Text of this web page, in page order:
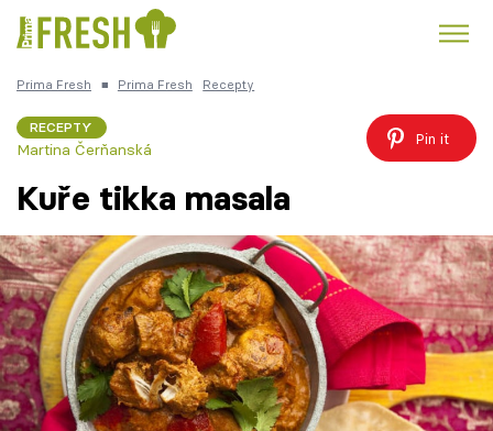
Česká kuchyně
Témata
Recepty
Články
Prima Fresh ■ Prima Fresh Recepty
RECEPTY
Martina Čerňanská
Pin it
Kuře tikka masala